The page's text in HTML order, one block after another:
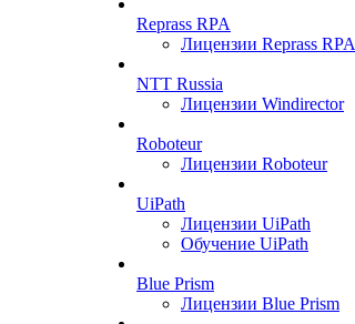
Reprass RPA
Лицензии Reprass RPA
NTT Russia
Лицензии Windirector
Roboteur
Лицензии Roboteur
UiPath
Лицензии UiPath
Обучение UiPath
Blue Prism
Лицензии Blue Prism